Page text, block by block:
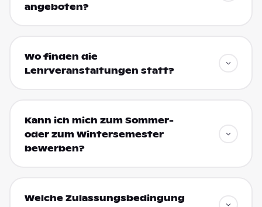
angeboten?
Wo finden die
Lehrveranstaltungen statt?
Kann ich mich zum Sommer-
oder zum Wintersemester
bewerben?
Welche Zulassungsbedingung